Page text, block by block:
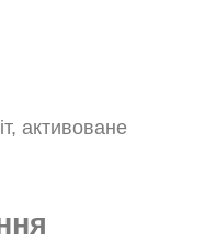
активоване